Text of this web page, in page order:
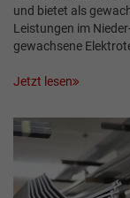
und bietet als
Leistungen im
gewachsene
Jetzt lesen